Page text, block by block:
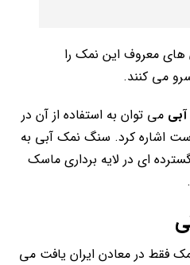
های معروف این نمک را
می کنند.
می توان به استفاده از آن در
اشاره کرد. سنگ نمک آبی به
ای در لایه برداری ماسک
فقط در معادن ایران یافت می